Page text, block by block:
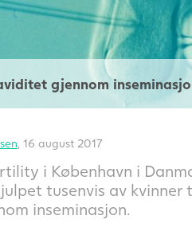
gjennom
, 16 august 2017
i København i
tusenvis av kvinner
inseminasjon.